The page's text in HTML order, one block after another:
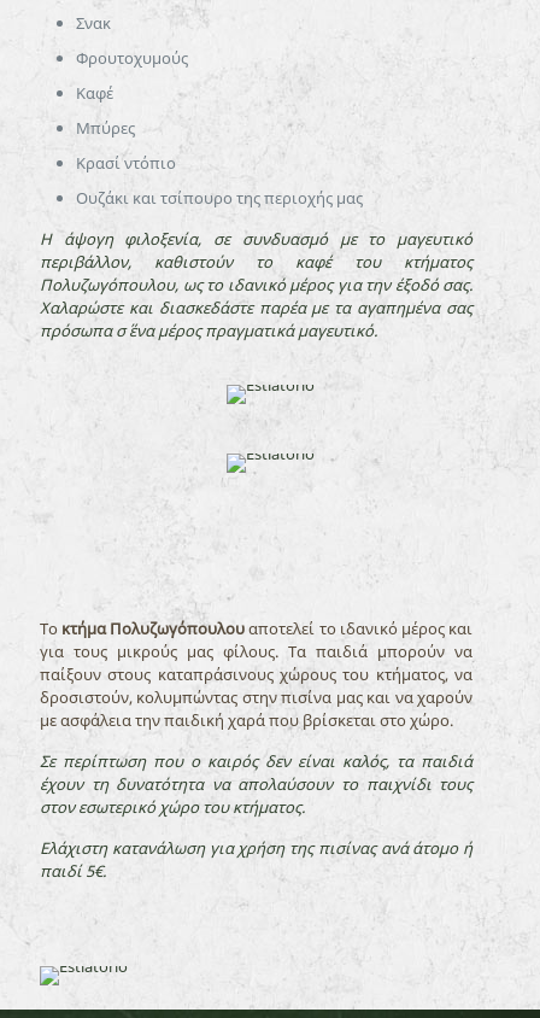
Σνακ
Φρουτοχυμούς
Καφέ
Μπύρες
Κρασί ντόπιο
Ουζάκι και τσίπουρο της περιοχής μας
Η άψογη φιλοξενία, σε συνδυασμό με το μαγευτικό
περιβάλλον, καθιστούν το καφέ του κτήματος
Πολυζωγόπουλου, ως το ιδανικό μέρος για την έξοδό σας.
Χαλαρώστε και διασκεδάστε παρέα με τα αγαπημένα σας
πρόσωπα σ΄ ένα μέρος πραγματικά μαγευτικό.
Το κτήμα Πολυζωγόπουλουαποτελεί το ιδανικό μέρος και
για τους μικρούς μας φίλους. Τα παιδιά μπορούν να
παίξουν στους καταπράσινους χώρους του κτήματος, να
δροσιστούν, κολυμπώντας στην πισίνα μας και να χαρούν
με ασφάλεια την παιδική χαρά που βρίσκεται στο χώρο.
Σε περίπτωση που ο καιρός δεν είναι καλός, τα παιδιά
έχουν τη δυνατότητα να απολαύσουν το παιχνίδι τους
στον εσωτερικό χώρο του κτήματος.
Ελάχιστη κατανάλωση για χρήση της πισίνας ανά άτομο ή
παιδί 5€.